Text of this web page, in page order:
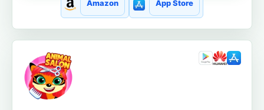
Amazon App Store